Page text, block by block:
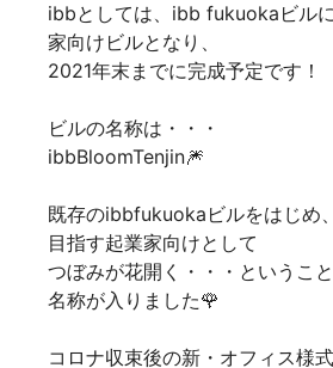
ibbとしては、ibb fukuokaビル
家向けビルとなり、
2021年末までに完成予定です！
ビルの名称は・・・
ibbBloomTenjin🎆
既存のibbfukuokaビルをはじめ
目指す起業家向けとして
つぼみが花開く・・・というこ
名称が入りました🌹
コロナ収束後の新・オフィス様